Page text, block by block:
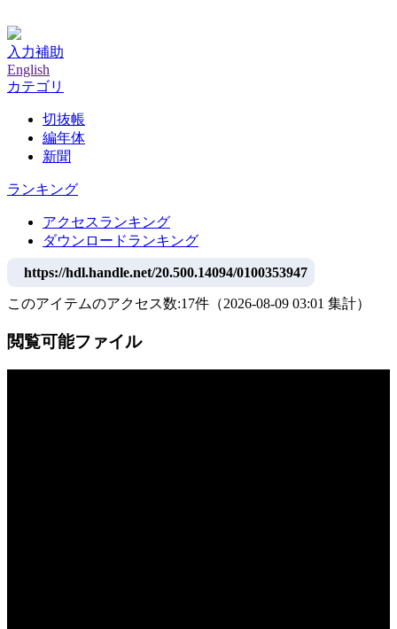
入力補助
English
カテゴリ
切抜帳
編年体
新聞
ランキング
アクセスランキング
ダウンロードランキング
https://hdl.handle.net/20.500.14094/0100353947
このアイテムのアクセス数:17件 （2026-08-09 03:01 集計）
閲覧可能ファイル